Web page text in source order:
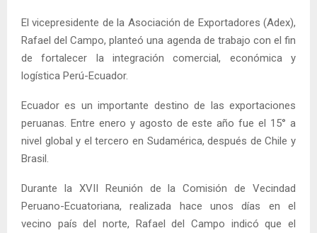
El vicepresidente de la Asociación de Exportadores (Adex),
Rafael del Campo, planteó una agenda de trabajo con el fin
de fortalecer la integración comercial, económica y
logística Perú-Ecuador.
Ecuador es un importante destino de las exportaciones
peruanas. Entre enero y agosto de este año fue el 15° a
nivel global y el tercero en Sudamérica, después de Chile y
Brasil.
Durante la XVII Reunión de la Comisión de Vecindad
Peruano-Ecuatoriana, realizada hace unos días en el
vecino país del norte, Rafael del Campo indicó que el